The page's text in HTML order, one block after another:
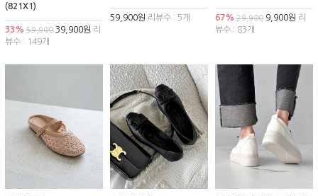
(821X1)
33% 59,900 39,900원 리
뷰수 : 149개
59,900원 리뷰수 : 5개 67% 29,9009,900원 리
뷰수 : 83개